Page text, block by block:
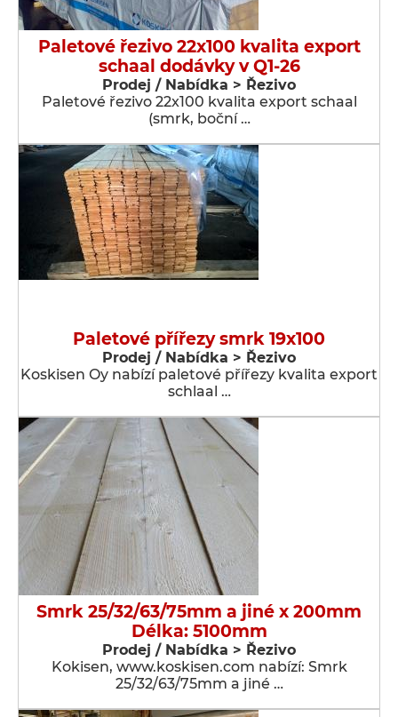
Paletové řezivo 22x100 kvalita export
schaal dodávky v Q1-26
Prodej / Nabídka > Řezivo
Paletové řezivo 22x100 kvalita export schaal
(smrk, boční …
Paletové přířezy smrk 19x100
Prodej / Nabídka > Řezivo
Koskisen Oy nabízí paletové přířezy kvalita export
schlaal …
Smrk 25/32/63/75mm a jiné x 200mm
Délka: 5100mm
Prodej / Nabídka > Řezivo
Kokisen, www.koskisen.com nabízí: Smrk
25/32/63/75mm a jiné …